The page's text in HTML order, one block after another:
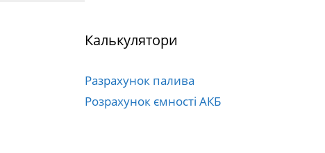
Калькулятори
Разрахунок палива
Розрахунок ємності АКБ